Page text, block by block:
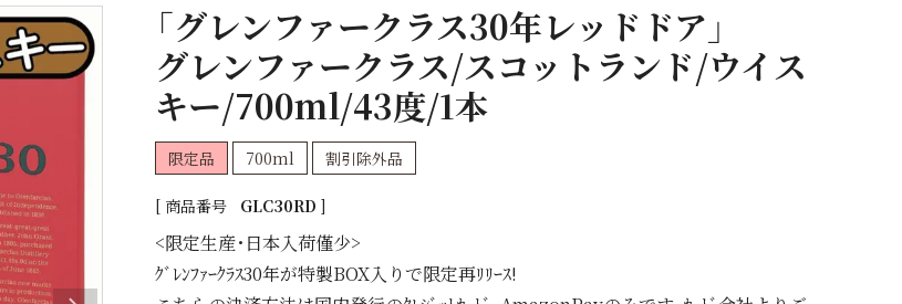
「グレンファークラス30年レッドドア」
グレンファークラス/スコットランド/ウイス
キー/700ml/43度/1本
限定品 700ml 割引除外品
商品番号 GLC30RD
<限定生産･日本入荷僅少>
ｸﾞﾚﾝﾌｧｰｸﾗｽ30年が特製BOX入りで限定再ﾘﾘｰｽ!